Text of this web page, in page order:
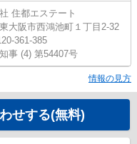
住都エステート
大阪市西鴻池町１丁目2-32
361-385
事 (4) 第54407号
情報の見方
せする(無料)